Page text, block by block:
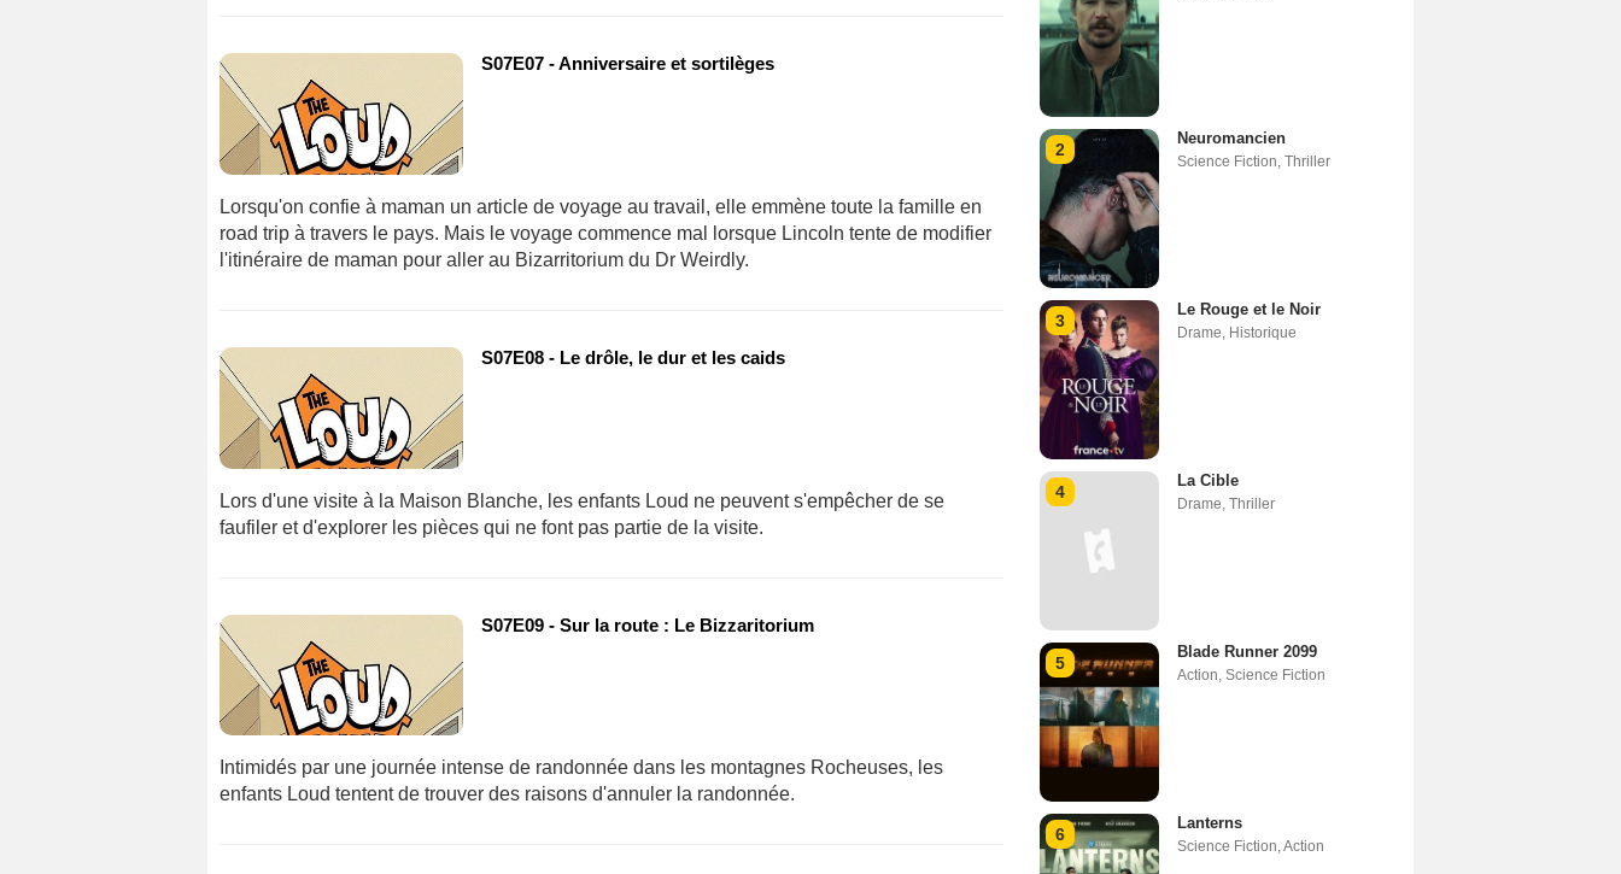
S07E07 - Anniversaire et sortilèges
Lorsqu'on confie à maman un article de voyage au travail, elle emmène toute la famille en
road trip à travers le pays. Mais le voyage commence mal lorsque Lincoln tente de modifier
l'itinéraire de maman pour aller au Bizarritorium du Dr Weirdly.
S07E08 - Le drôle, le dur et les caids
Lors d'une visite à la Maison Blanche, les enfants Loud ne peuvent s'empêcher de se
faufiler et d'explorer les pièces qui ne font pas partie de la visite.
S07E09 - Sur la route : Le Bizzaritorium
Intimidés par une journée intense de randonnée dans les montagnes Rocheuses, les
enfants Loud tentent de trouver des raisons d'annuler la randonnée.
2
Neuromancien
Science Fiction Thriller
3
Le Rouge et le Noir
Drame Historique
4
La Cible
Drame Thriller
5
Blade Runner 2099
Action Science Fiction
6
Lanterns
Science Fiction Action